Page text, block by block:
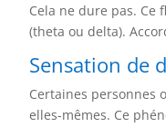
Cela ne dure pas. Ce
(theta ou delta).
Sensation de
Certaines personnes
elles-mêmes. Ce